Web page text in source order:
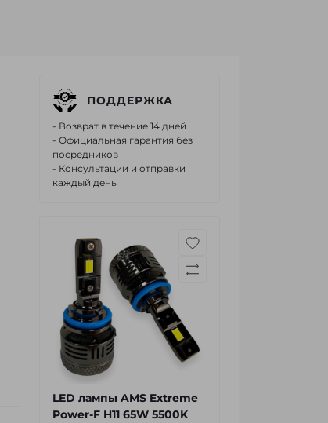
ПОДДЕРЖКА
- Возврат в течение 14 дней
- Официальная гарантия без
посредников
- Консультации и отправки
каждый день
LED лампы AMS Extreme
Power-F H11 65W 5500K